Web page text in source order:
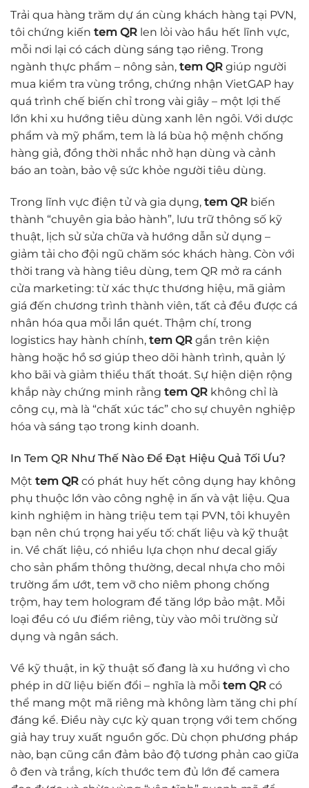
Trải qua hàng trăm dự án cùng khách hàng tại PVN,
tôi chứng kiến tem QR len lỏi vào hầu hết lĩnh vực,
mỗi nơi lại có cách dùng sáng tạo riêng. Trong
ngành thực phẩm – nông sản, tem QR giúp người
mua kiểm tra vùng trồng, chứng nhận VietGAP hay
quá trình chế biến chỉ trong vài giây – một lợi thế
lớn khi xu hướng tiêu dùng xanh lên ngôi. Với dược
phẩm và mỹ phẩm, tem là lá bùa hộ mệnh chống
hàng giả, đồng thời nhắc nhở hạn dùng và cảnh
báo an toàn, bảo vệ sức khỏe người tiêu dùng.
Trong lĩnh vực điện tử và gia dụng, tem QR biến
thành “chuyên gia bảo hành”, lưu trữ thông số kỹ
thuật, lịch sử sửa chữa và hướng dẫn sử dụng –
giảm tải cho đội ngũ chăm sóc khách hàng. Còn với
thời trang và hàng tiêu dùng, tem QR mở ra cánh
cửa marketing: từ xác thực thương hiệu, mã giảm
giá đến chương trình thành viên, tất cả đều được cá
nhân hóa qua mỗi lần quét. Thậm chí, trong
logistics hay hành chính, tem QR gắn trên kiện
hàng hoặc hồ sơ giúp theo dõi hành trình, quản lý
kho bãi và giảm thiểu thất thoát. Sự hiện diện rộng
khắp này chứng minh rằng tem QR không chỉ là
công cụ, mà là “chất xúc tác” cho sự chuyên nghiệp
hóa và sáng tạo trong kinh doanh.
In Tem QR Như Thế Nào Để Đạt Hiệu Quả Tối Ưu?
Một tem QR có phát huy hết công dụng hay không
phụ thuộc lớn vào công nghệ in ấn và vật liệu. Qua
kinh nghiệm in hàng triệu tem tại PVN, tôi khuyên
bạn nên chú trọng hai yếu tố: chất liệu và kỹ thuật
in. Về chất liệu, có nhiều lựa chọn như decal giấy
cho sản phẩm thông thường, decal nhựa cho môi
trường ẩm ướt, tem vỡ cho niêm phong chống
trộm, hay tem hologram để tăng lớp bảo mật. Mỗi
loại đều có ưu điểm riêng, tùy vào môi trường sử
dụng và ngân sách.
Về kỹ thuật, in kỹ thuật số đang là xu hướng vì cho
phép in dữ liệu biến đổi – nghĩa là mỗi tem QR có
thể mang một mã riêng mà không làm tăng chi phí
đáng kể. Điều này cực kỳ quan trọng với tem chống
giả hay truy xuất nguồn gốc. Dù chọn phương pháp
nào, bạn cũng cần đảm bảo độ tương phản cao giữa
ô đen và trắng, kích thước tem đủ lớn để camera